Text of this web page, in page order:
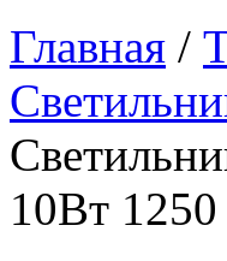
Главная /
10Вт